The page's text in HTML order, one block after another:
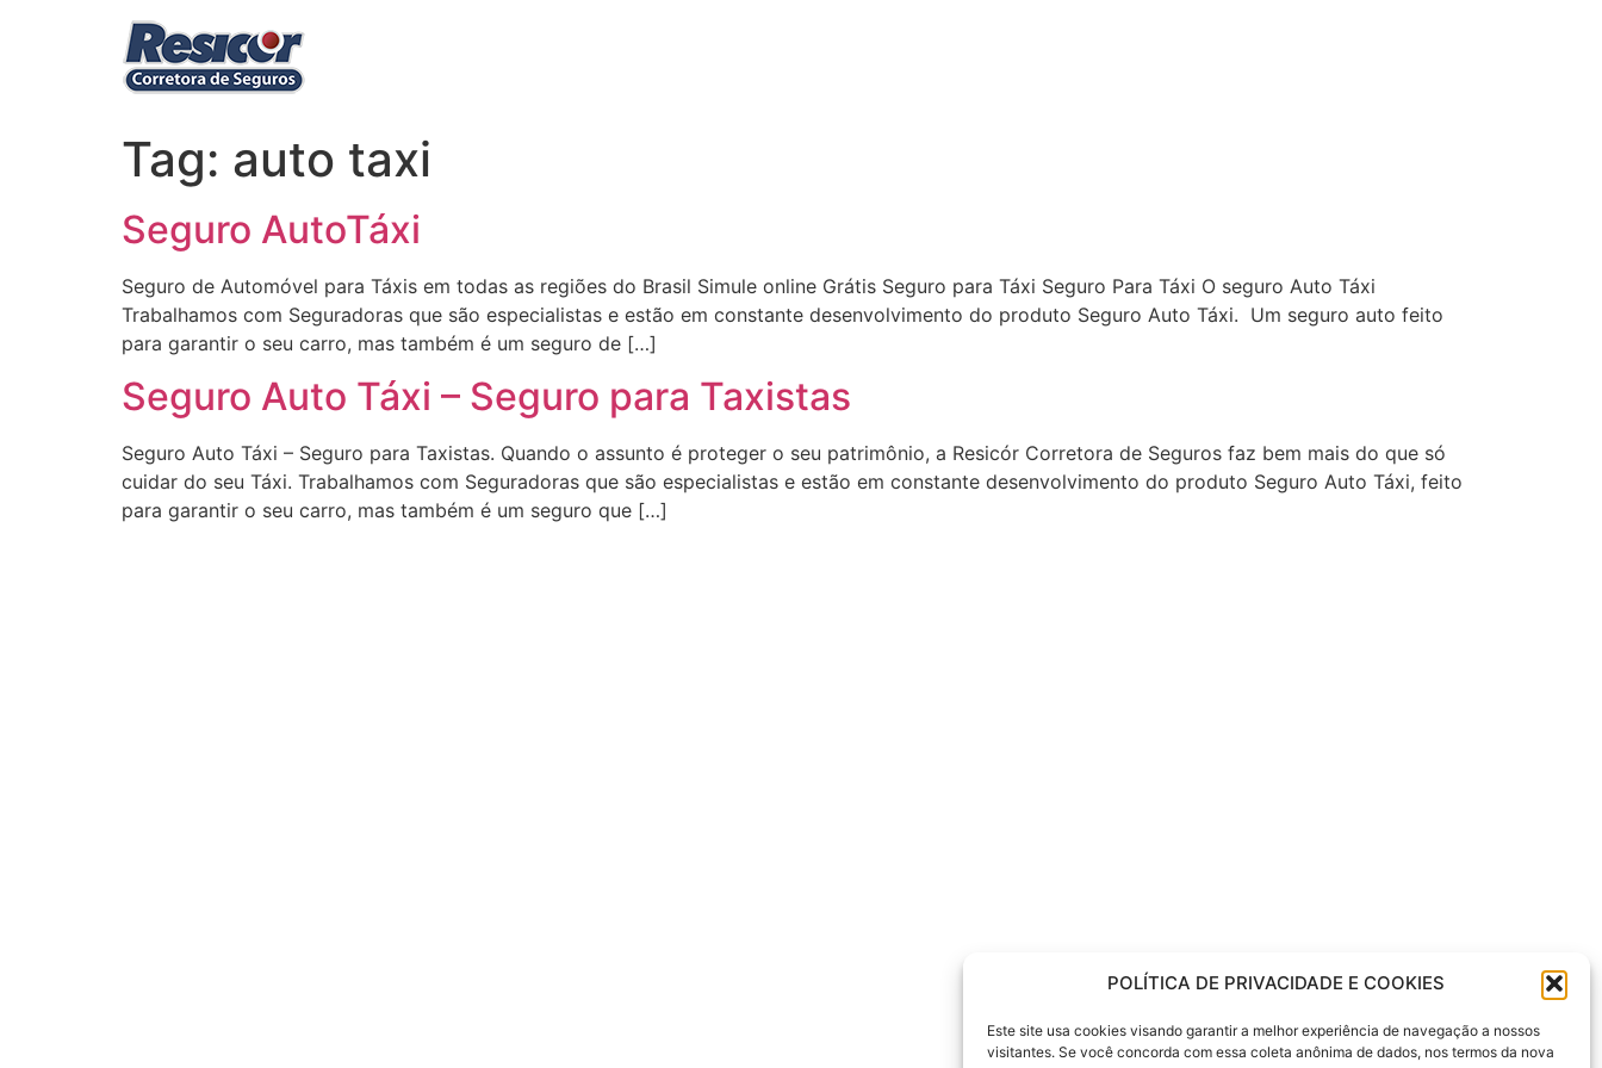
POLÍTICA DE PRIVACIDADE E COOKIES
Este site usa cookies visando garantir a melhor experiência de navegação a nossos
visitantes. Se você concorda com essa coleta anônima de dados, nos termos da nova
Tag: auto taxi
Seguro AutoTáxi
Seguro de Automóvel para Táxis em todas as regiões do Brasil Simule online Grátis Seguro para Táxi Seguro Para Táxi O seguro Auto Táxi
Trabalhamos com Seguradoras que são especialistas e estão em constante desenvolvimento do produto Seguro Auto Táxi. Um seguro auto feito
para garantir o seu carro, mas também é um seguro de […]
Seguro Auto Táxi – Seguro para Taxistas
Seguro Auto Táxi – Seguro para Taxistas. Quando o assunto é proteger o seu patrimônio, a Resicór Corretora de Seguros faz bem mais do que só
cuidar do seu Táxi. Trabalhamos com Seguradoras que são especialistas e estão em constante desenvolvimento do produto Seguro Auto Táxi, feito
para garantir o seu carro, mas também é um seguro que […]